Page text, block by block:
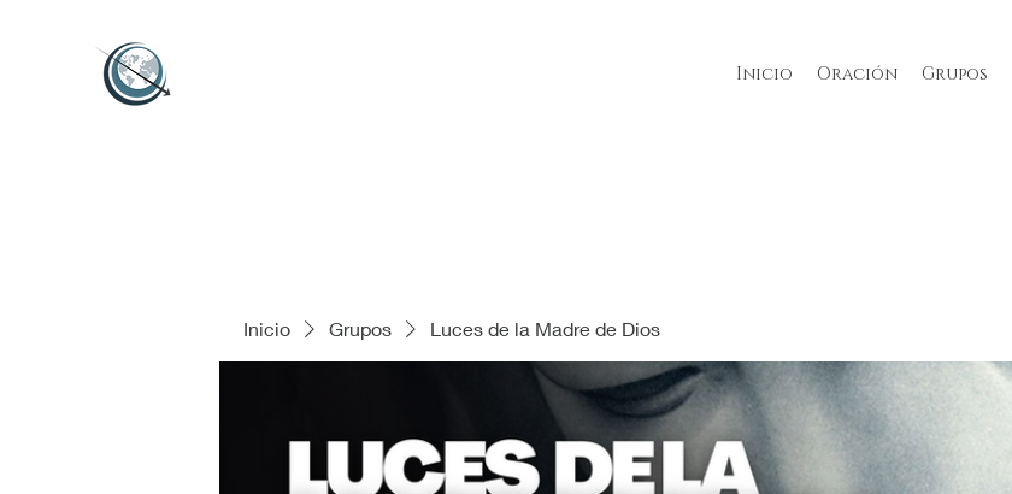
Inicio Oración Grupos
Inicio Grupos Luces de la Madre de Dios